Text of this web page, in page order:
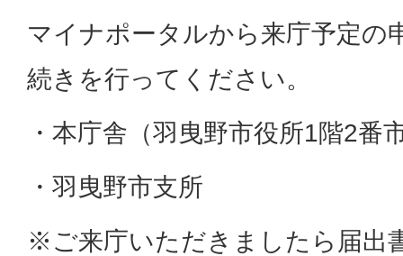
マイナポータルから来庁予定の
続きを行ってください。
・本庁舎（羽曳野市役所1階2番
・羽曳野市支所
※ご来庁いただきましたら届出